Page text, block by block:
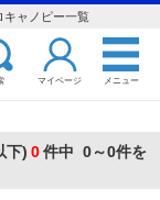
キャノピー一覧
マイページ メニュー
下) 0件中 0～0件を